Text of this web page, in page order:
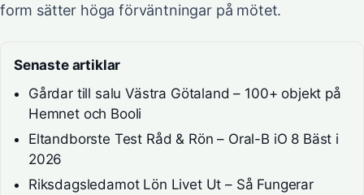
form sätter höga förväntningar på mötet.
Senaste artiklar
Gårdar till salu Västra Götaland – 100+ objekt på
Hemnet och Booli
Eltandborste Test Råd & Rön – Oral-B iO 8 Bäst i
2026
Riksdagsledamot Lön Livet Ut – Så Fungerar